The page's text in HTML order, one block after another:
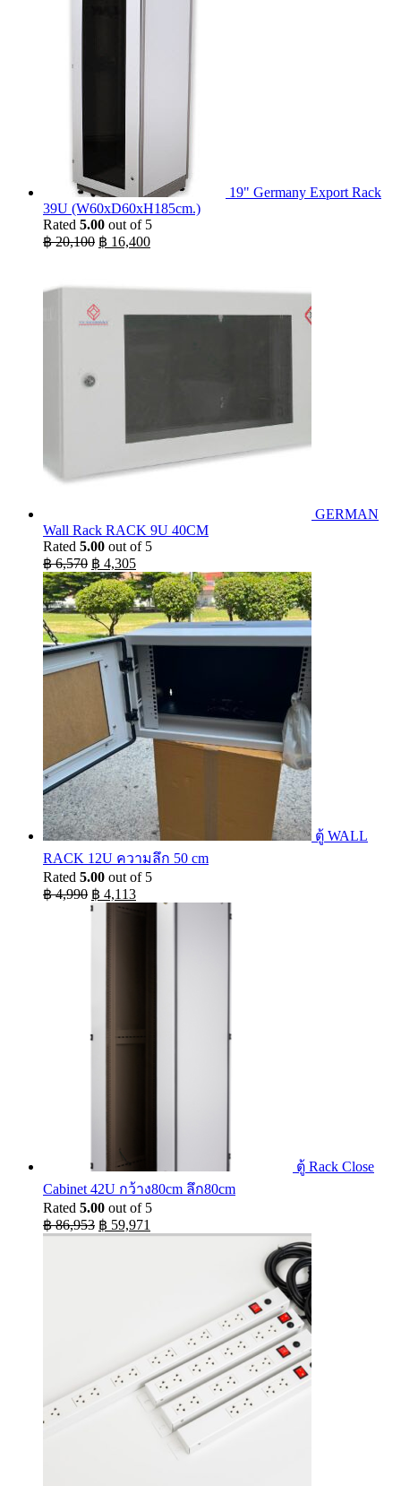
19" Germany Export Rack
39U (W60xD60xH185cm.)
Rated 5.00 out of 5
฿20,100 Original
฿ 20,100.
฿ 16,400Current
฿ 16,400.
GERMAN
Wall Rack RACK 9U 40CM
Rated 5.00 out of 5
฿6,570 Original
price
was:
฿ 6,570.
฿ 4,305Current
price
is:
฿ 4,305.
ตู้ WALL
RACK 12U ความลึก 50 cm
Rated 5.00 out of 5
฿4,990 Original
price
฿ 4,113Current
ตู้ Rack Close
Cabinet 42U กว้าง80cm ลึก80cm
Rated 5.00 out of 5
฿86,953 Original
price
฿ 59,971
price